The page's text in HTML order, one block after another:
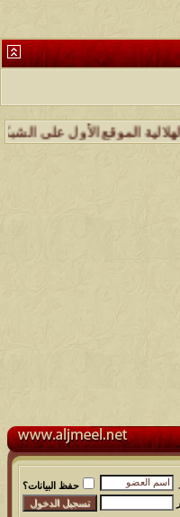
الأول على الشبكة
حفظ البيانات؟